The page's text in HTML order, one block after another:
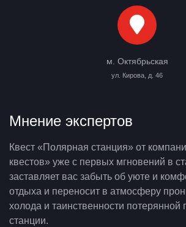
м. Октябрьская
ул. Кирова, д. 46
Мнение экспертов
Квест «Полярная станция» от
квестов» уже с первых мгновений в
заставляет вас забыть об уюте и
отдыха и переносит в атмосферу
холода и таинственности потерянной
станции.